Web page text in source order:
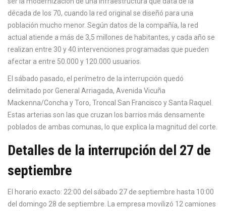
década de los 70, cuando la red original se diseñó para una
población mucho menor. Según datos de la compañía, la red
actual atiende a más de 3,5 millones de habitantes, y cada año se
realizan entre 30 y 40 intervenciones programadas que pueden
afectar a entre 50.000 y 120.000 usuarios.
El sábado pasado, el perímetro de la interrupción quedó
delimitado por General Arriagada, Avenida Vicuña
Mackenna/Concha y Toro, Troncal San Francisco y Santa Raquel.
Estas arterias son las que cruzan los barrios más densamente
poblados de ambas comunas, lo que explica la magnitud del corte.
Detalles de la interrupción del 27 de
septiembre
El horario exacto: 22:00 del sábado 27 de septiembre hasta 10:00
del domingo 28 de septiembre. La empresa movilizó 12 camiones